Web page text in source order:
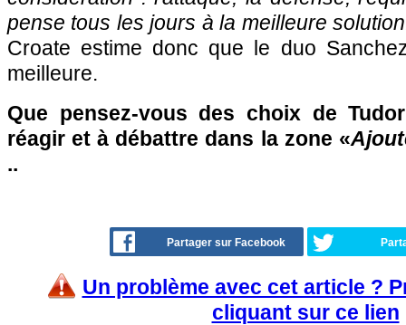
pense tous les jours à la meilleure
Croate estime donc que le duo
meilleure.
Que pensez-vous des choix de
réagir et à débattre dans la zone «
..
Partager sur Facebook
Un problème avec cet article ?
cliquant sur ce lien